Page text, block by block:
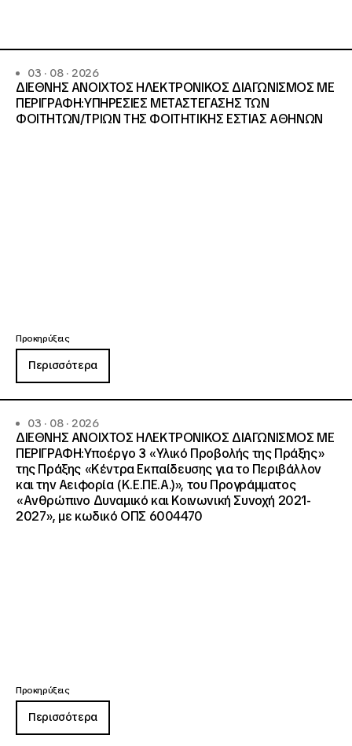
03 · 08 · 2026
ΔΙΕΘΝΗΣ ΑΝΟΙΧΤΟΣ ΗΛΕΚΤΡΟΝΙΚΟΣ ΔΙΑΓΩΝΙΣΜΟΣ ΜΕ
ΠΕΡΙΓΡΑΦΗ:ΥΠΗΡΕΣΙΕΣ METAΣΤΕΓΑΣΗΣ ΤΩΝ
ΦΟΙΤΗΤΩΝ/ΤΡΙΩΝ ΤΗΣ ΦΟΙΤΗΤΙΚΗΣ ΕΣΤΙΑΣ ΑΘΗΝΩΝ
Προκηρύξεις
Περισσότερα
03 · 08 · 2026
ΔΙΕΘΝΗΣ ΑΝΟΙΧΤΟΣ ΗΛΕΚΤΡΟΝΙΚΟΣ ΔΙΑΓΩΝΙΣΜΟΣ ΜΕ
ΠΕΡΙΓΡΑΦΗ:Υποέργο 3 «Υλικό Προβολής της Πράξης»
της Πράξης «Κέντρα Εκπαίδευσης για το Περιβάλλον
και την Αειφορία (Κ.Ε.ΠΕ.Α.)», του Προγράμματος
«Ανθρώπινο Δυναμικό και Κοινωνική Συνοχή 2021-
2027», με κωδικό ΟΠΣ 6004470
Προκηρύξεις
Περισσότερα